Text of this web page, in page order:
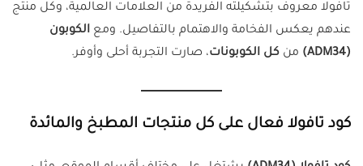
تافولا معروف بتشكيلته الفريدة من العلامات العالمية، وكل منتج
عندهم يعكس الفخامة والاهتمام بالتفاصيل. ومع الكوبون
(ADM34)
من كل الكوبونات، صارت التجربة أحلى وأوفر.
كود تافولا فعال على كل منتجات المطبخ والمائدة